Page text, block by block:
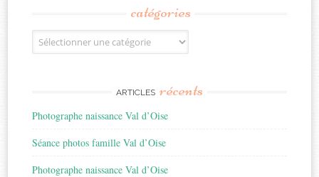
catégories
Catégories
ARTICLES récents
Photographe naissance Val d’Oise
Séance photos famille Val d’Oise
Photographe naissance Val d’Oise